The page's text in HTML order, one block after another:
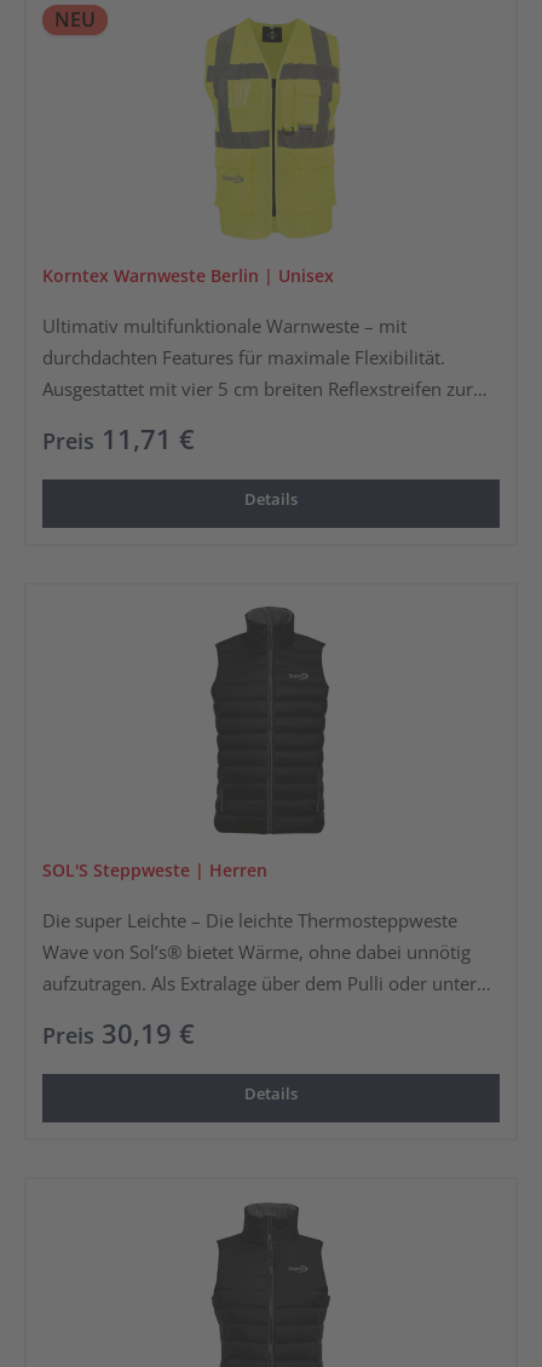
und ideal für unterwegs.
NEU
Korntex Warnweste Berlin | Unisex
Ultimativ multifunktionale Warnweste – mit
durchdachten Features für maximale Flexibilität.
Ausgestattet mit vier 5 cm breiten Reflexstreifen zur
Tasche, Stiftlaschen und Schlüsselring. Die Weste
ermöglicht ein müheloses An- und Ausziehen durch
Preis 11,71 €
Details
SOL'S Steppweste | Herren
Die super Leichte – Die leichte Thermosteppweste
Wave von Sol’s® bietet Wärme, ohne dabei unnötig
aufzutragen. Als Extralage über dem Pulli oder unter
Tage. ACHTUNG! Weste fällt sehr schmal aus!
Preis 30,19 €
Details